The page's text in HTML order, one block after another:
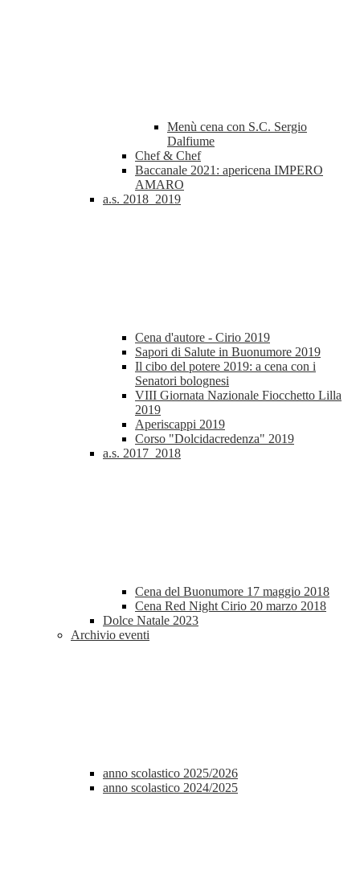
Menù cena con S.C. Sergio
Dalfiume
Chef & Chef
Baccanale 2021: apericena IMPERO
AMARO
a.s. 2018_2019
Cena d'autore - Cirio 2019
Sapori di Salute in Buonumore 2019
Il cibo del potere 2019: a cena con i
Senatori bolognesi
VIII Giornata Nazionale Fiocchetto Lilla
2019
Aperiscappi 2019
Corso "Dolcidacredenza" 2019
a.s. 2017_2018
Cena del Buonumore 17 maggio 2018
Cena Red Night Cirio 20 marzo 2018
Dolce Natale 2023
Archivio eventi
anno scolastico 2025/2026
anno scolastico 2024/2025